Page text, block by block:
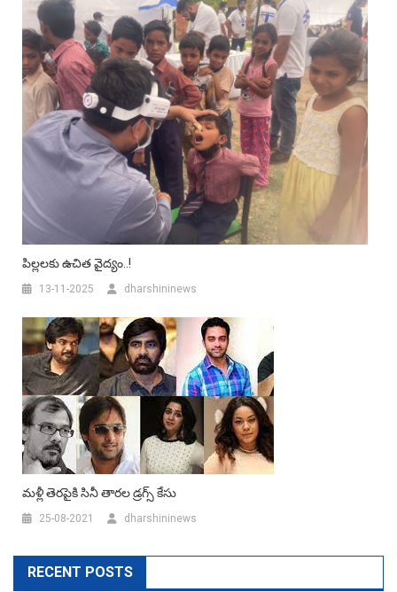
పిల్లలకు ఉచిత వైద్యం..!
13-11-2025 dharshininews
మళ్లీ తెరపైకి సినీ తారల డ్రగ్స్ కేసు
25-08-2021 dharshininews
RECENT POSTS